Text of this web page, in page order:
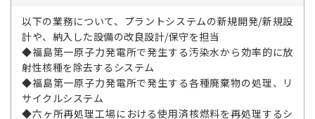
以下の業務について、プラントシステムの新規開発/新規設
計や、納入した設備の改良設計/保守を担当
◆福島第一原子力発電所で発生する汚染水から効率的に放
射性核種を除去するシステム
◆福島第一原子力発電所で発生する各種廃棄物の処理、リ
サイクルシステム
◆六ヶ所再処理工場における使用済核燃料を再処理するシ